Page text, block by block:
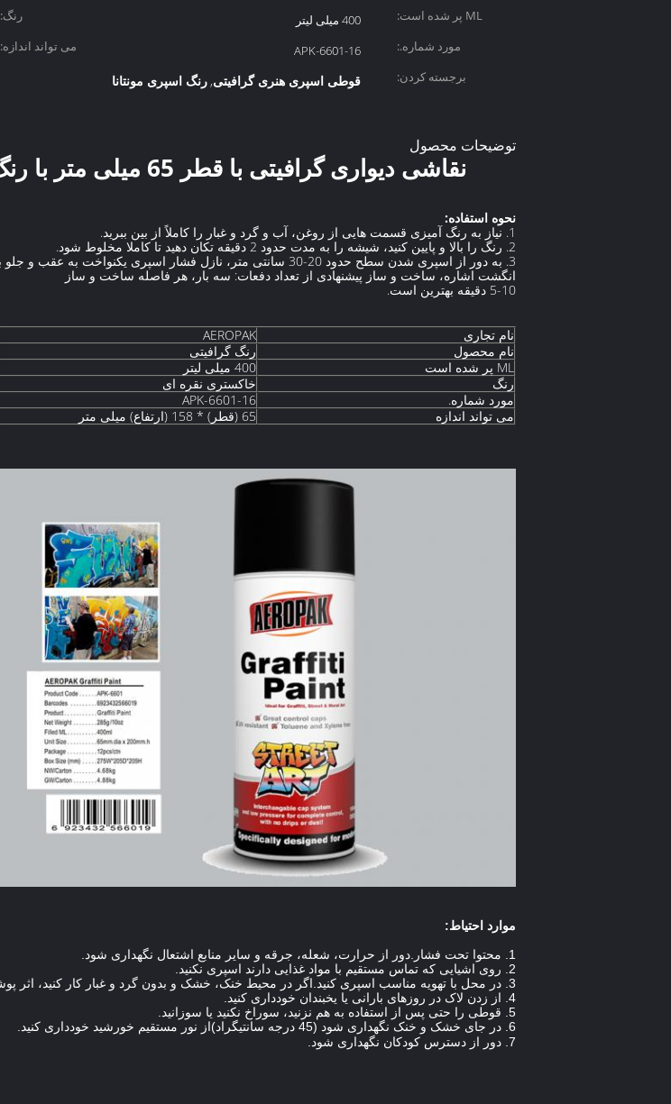
ML پر شده است:
400 میلی لیتر رنگ:
مورد شماره.:
APK-6601-16 می تواند اندازه:
برجسته کردن:
قوطی اسپری هنری گرافیتی, رنگ اسپری مونتانا
توضیحات محصول
نقاشی دیواری گرافیتی با قطر 65 میلی متر با رنگ خاکستری نقره ای APK-6601-16
نحوه استفاده:
1. نیاز به رنگ آمیزی قسمت هایی از روغن، آب و گرد و غبار را کاملاً از بین ببرید.
2. رنگ را بالا و پایین کنید، شیشه را به مدت حدود 2 دقیقه تکان دهید تا کاملا مخلوط شود.
3. به دور از اسپری شدن سطح حدود 20-30 سانتی متر، نازل فشار اسپری یکنواخت به عقب و جلو با
انگشت اشاره، ساخت و ساز پیشنهادی از تعداد دفعات: سه بار، هر فاصله ساخت و ساز
5-10 دقیقه بهترین است.
نام تجاری
AEROPAK
نام محصول
رنگ گرافیتی
ML پر شده است
400 میلی لیتر
رنگ
خاکستری نقره ای
مورد شماره.
APK-6601-16
می تواند اندازه
65 (قطر) * 158 (ارتفاع) میلی متر
موارد احتیاط:
1. محتوا تحت فشار.دور از حرارت، شعله، جرقه و سایر منابع اشتعال نگهداری شود.
2. روی اشیایی که تماس مستقیم با مواد غذایی دارند اسپری نکنید.
3. در محل با تهویه مناسب اسپری کنید.اگر در محیط خنک، خشک و بدون گرد و غبار کار کنید، اثر پوشش بهتری به دست می آید.
4. از زدن لاک در روزهای بارانی یا یخبندان خودداری کنید.
5. قوطی را حتی پس از استفاده به هم نزنید، سوراخ نکنید یا سوزانید.
6. در جای خشک و خنک نگهداری شود (
45 درجه سانتیگراد
)از نور مستقیم خورشید خودداری کنید.
7. دور از دسترس کودکان نگهداری شود.